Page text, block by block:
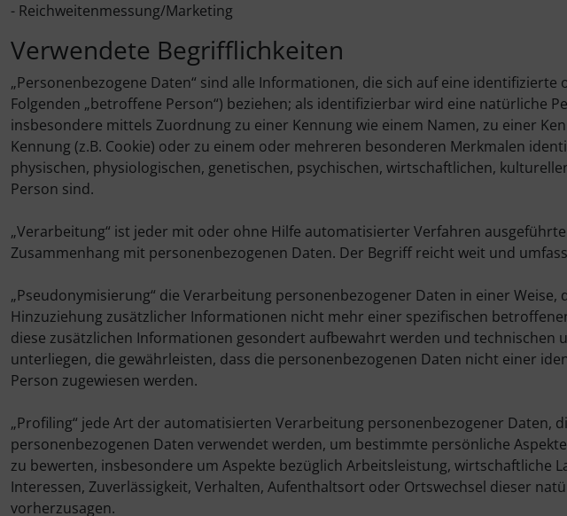
- Reichweitenmessung/Marketing
Verwendete Begrifflichkeiten
„Personenbezogene Daten“ sind alle Informationen, die sich auf eine
Folgenden „betroffene Person“) beziehen; als identifizierbar wird eine natürliche
insbesondere mittels Zuordnung zu einer Kennung wie einem Namen, zu einer
Kennung (z.B. Cookie) oder zu einem oder mehreren besonderen Merkmalen
physischen, physiologischen, genetischen, psychischen, wirtschaftlichen,
Person sind.
„Verarbeitung“ ist jeder mit oder ohne Hilfe automatisierter Verfahren
Zusammenhang mit personenbezogenen Daten. Der Begriff reicht weit und
„Pseudonymisierung“ die Verarbeitung personenbezogener Daten in einer
Hinzuziehung zusätzlicher Informationen nicht mehr einer spezifischen
diese zusätzlichen Informationen gesondert aufbewahrt werden und technischen
unterliegen, die gewährleisten, dass die personenbezogenen Daten nicht einer
Person zugewiesen werden.
„Profiling“ jede Art der automatisierten Verarbeitung personenbezogener Daten,
personenbezogenen Daten verwendet werden, um bestimmte persönliche
zu bewerten, insbesondere um Aspekte bezüglich Arbeitsleistung, wirtschaftliche
Interessen, Zuverlässigkeit, Verhalten, Aufenthaltsort oder Ortswechsel dieser
vorherzusagen.